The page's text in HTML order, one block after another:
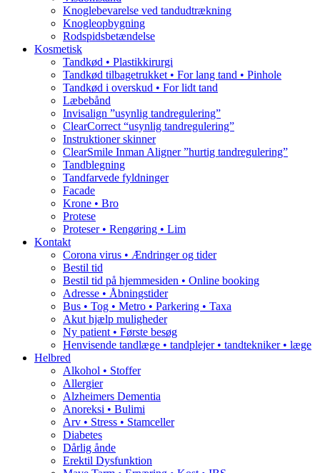
Knoglebevarelse ved tandudtrækning
Knogleopbygning
Rodspidsbetændelse
Kosmetisk
Tandkød • Plastikkirurgi
Tandkød tilbagetrukket • For lang tand • Pinhole
Tandkød i overskud • For lidt tand
Læbebånd
Invisalign ”usynlig tandregulering”
ClearCorrect “usynlig tandregulering”
Instruktioner skinner
ClearSmile Inman Aligner ”hurtig tandregulering”
Tandblegning
Tandfarvede fyldninger
Facade
Krone • Bro
Protese
Proteser • Rengøring • Lim
Kontakt
Corona virus • Ændringer og tider
Bestil tid
Bestil tid på hjemmesiden • Online booking
Adresse • Åbningstider
Bus • Tog • Metro • Parkering • Taxa
Akut hjælp muligheder
Ny patient • Første besøg
Henvisende tandlæge • tandplejer • tandtekniker • læge
Helbred
Alkohol • Stoffer
Allergier
Alzheimers Dementia
Anoreksi • Bulimi
Arv • Stress • Stamceller
Diabetes
Dårlig ånde
Erektil Dysfunktion